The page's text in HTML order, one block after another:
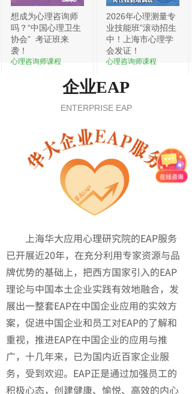
想成为心理咨询师
吗？“中国心理卫生
协会” 考证班来
袭！
心理咨询师课程
2026年心理测量专
业技能班”滚动招生
中！上海市心理学
会发证！
心理咨询师课程
ENTERPRISE EAP
企业EAP
上海华大应用心理研究院的EAP服务
已开展近20年，在充分利用专家资源与品
牌优势的基础上，把西方国家引入的EAP
理论与中国本土企业实践有效地融合，发
展出一整套EAP在中国企业应用的实效方
案，促进中国企业和员工对EAP的了解和
重视，推进EAP在中国企业的应用与推
广，十几年来，已为国内近百家企业服
务，受到欢迎。EAP正是通过加强员工的
积极心态，创建健康、愉悦、高效的内心